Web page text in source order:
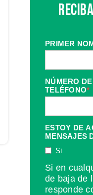
PRIMER
NÚMERO DE
TELÉFONO*
ESTOY DE
MENSAJES
Si
Si en
de baja de
responde